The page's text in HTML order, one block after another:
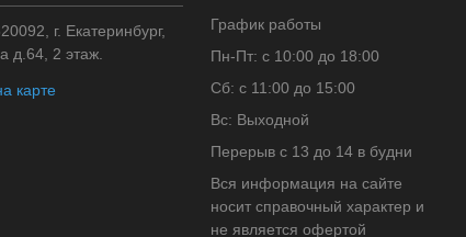
г. Екатеринбург,
д.64, 2 этаж.
карте
График работы
Пн-Пт: с 10:00 до 18:00
Сб: с 11:00 до 15:00
Вс: Выходной
Перерыв с 13 до 14 в будни
Вся информация на сайте
носит справочный характер и
не является офертой